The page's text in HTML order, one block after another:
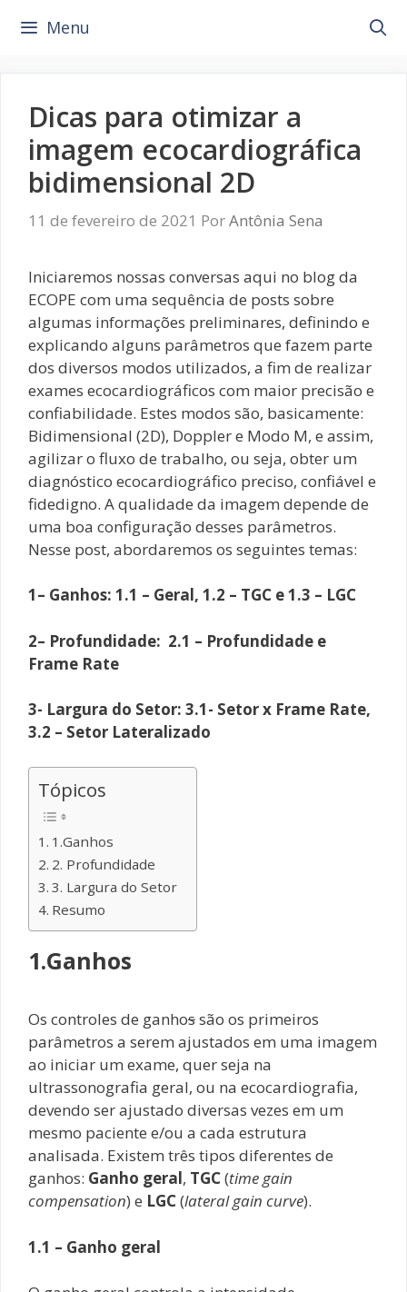
para
Menu
Dicas para otimizar a
imagem ecocardiográfica
bidimensional 2D
11 de fevereiro de 2021 PorAntônia Sena
Iniciaremos nossas conversas aqui no blog da
ECOPE com uma sequência de posts sobre
algumas informações preliminares, definindo e
explicando alguns parâmetros que fazem parte
dos diversos modos utilizados, a fim de realizar
exames ecocardiográficos com maior precisão e
confiabilidade. Estes modos são, basicamente:
Bidimensional (2D), Doppler e Modo M, e assim,
agilizar o fluxo de trabalho, ou seja, obter um
diagnóstico ecocardiográfico preciso, confiável e
fidedigno. A qualidade da imagem depende de
uma boa configuração desses parâmetros.
Nesse post, abordaremos os seguintes temas:
1– Ganhos: 1.1 – Geral, 1.2 – TGC e 1.3 – LGC
2– Profundidade: 2.1 – Profundidade e
Frame Rate
3- Largura do Setor: 3.1- Setor x Frame Rate,
3.2 – Setor Lateralizado
Tópicos
1.Ganhos
2. Profundidade
3. Largura do Setor
Resumo
1.Ganhos
Os controles de ganhossão os primeiros
parâmetros a serem ajustados em uma imagem
ao iniciar um exame, quer seja na
ultrassonografia geral, ou na ecocardiografia,
devendo ser ajustado diversas vezes em um
mesmo paciente e/ou a cada estrutura
analisada. Existem três tipos diferentes de
ganhos: Ganho geral, TGC(time gain
compensation) e LGC(lateral gain curve).
1.1 – Ganho geral